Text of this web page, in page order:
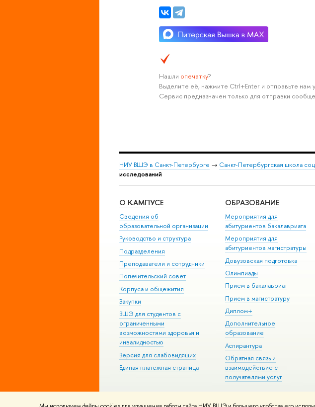
Нашли опечатку?
Выделите её, нажмите Ctrl+Enter и отправьте нам
Сервис предназначен только для отправки
НИУ ВШЭ в Санкт-Петербурге → Санкт-Петербургская школа
исследований
О КАМПУСЕ
Сведения об
образовательной организации
Руководство и структура
Подразделения
Преподаватели и сотрудники
Попечительский совет
Корпуса и общежития
Закупки
ВШЭ для студентов с
ограниченными
возможностями здоровья и
инвалидностью
Версия для слабовидящих
Единая платежная страница
ОБРАЗОВАНИЕ
Мероприятия для
абитуриентов бакалавриата
Мероприятия для
абитуриентов магистратуры
Довузовская подготовка
Олимпиады
Прием в бакалавриат
Прием в магистратуру
Диплом+
Дополнительное
образование
Аспирантура
Обратная связь и
взаимодействие с
получателями услуг